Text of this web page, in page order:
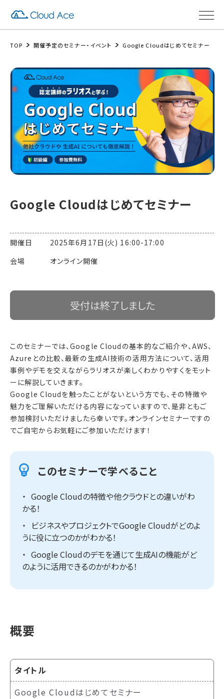
TOP 開催予定のセミナー・イベント Google Cloudはじめてセミナー
Google Cloudはじめてセミナー
開催日 2025年6月17日(火) 16:00-17:00
会場 オンライン開催
受付は終了しました
このセミナーでは、Google Cloudの基本的なご紹介や、AWS、
Azureとの比較、最新の生成AI技術の活用方法について、活用
事例やデモを交えながらラリオスが楽しくわかりやすくをモット
ーに解説していきます。
Google Cloudを触ったことがないという方でも、その特徴や
魅力をご理解いただける内容になっていますので、是非ともご
参加検討いただけましたら幸いです。オンラインセミナーですの
でご自宅からお気軽にご参加いただけます！
このセミナーで学べること
Google Cloudの特徴や他クラウドとの違いがわ
かる！
ビジネスやプロジェクトでGoogle Cloudがどのよ
うに役に立つのかがわかる！
Google Cloudのデモを通じて生成AIの機能がど
のように活用できるのかがわかる！
概要
タイトル
Google Cloudはじめてセミナー